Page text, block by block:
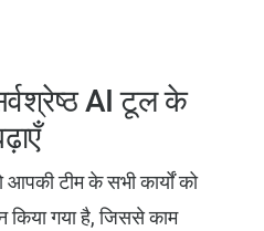
AI टूल के
टीम के सभी कार्यों को
किया गया है, जिससे काम